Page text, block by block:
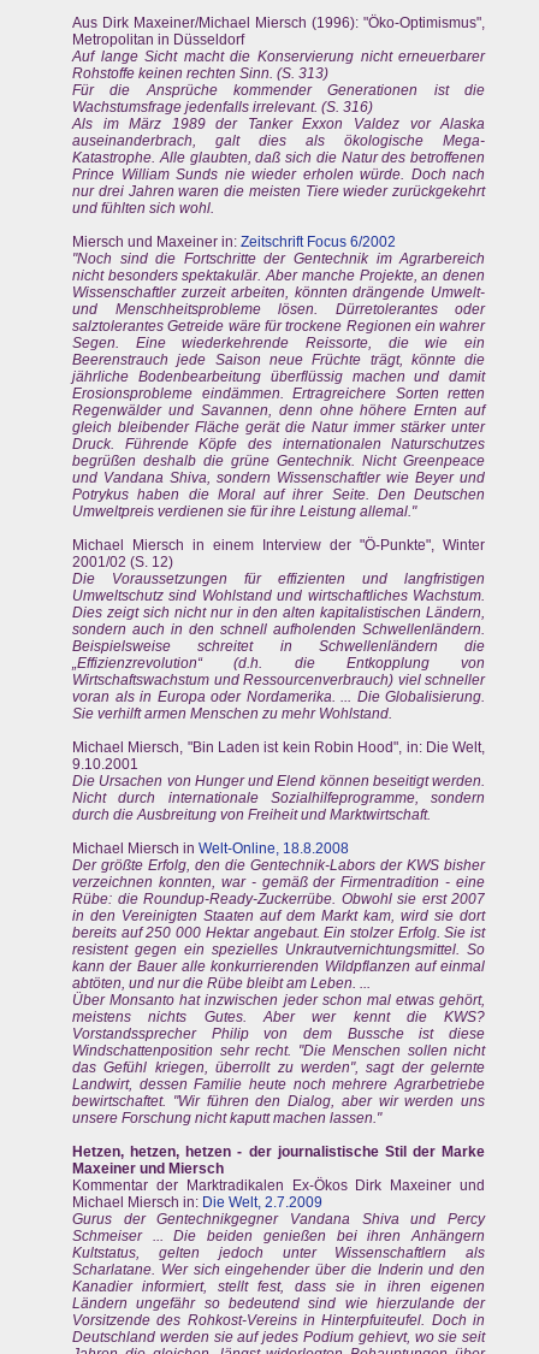
Aus Dirk Maxeiner/Michael Miersch (1996): "Öko-Optimismus",
Metropolitan in Düsseldorf
Auf lange Sicht macht die Konservierung nicht erneuerbarer
Rohstoffe keinen rechten Sinn. (S. 313)
Für die Ansprüche kommender Generationen ist die
Wachstumsfrage jedenfalls irrelevant. (S. 316)
Als im März 1989 der Tanker Exxon Valdez vor Alaska
auseinanderbrach, galt dies als ökologische Mega-
Katastrophe. Alle glaubten, daß sich die Natur des betroffenen
Prince William Sunds nie wieder erholen würde. Doch nach
nur drei Jahren waren die meisten Tiere wieder zurückgekehrt
und fühlten sich wohl.
Miersch und Maxeiner in: Zeitschrift Focus 6/2002
"Noch sind die Fortschritte der Gentechnik im Agrarbereich
nicht besonders spektakulär. Aber manche Projekte, an denen
Wissenschaftler zurzeit arbeiten, könnten drängende Umwelt-
und Menschheitsprobleme lösen. Dürretolerantes oder
salztolerantes Getreide wäre für trockene Regionen ein wahrer
Segen. Eine wiederkehrende Reissorte, die wie ein
Beerenstrauch jede Saison neue Früchte trägt, könnte die
jährliche Bodenbearbeitung überflüssig machen und damit
Erosionsprobleme eindämmen. Ertragreichere Sorten retten
Regenwälder und Savannen, denn ohne höhere Ernten auf
gleich bleibender Fläche gerät die Natur immer stärker unter
Druck. Führende Köpfe des internationalen Naturschutzes
begrüßen deshalb die grüne Gentechnik. Nicht Greenpeace
und Vandana Shiva, sondern Wissenschaftler wie Beyer und
Potrykus haben die Moral auf ihrer Seite. Den Deutschen
Umweltpreis verdienen sie für ihre Leistung allemal."
Michael Miersch in einem Interview der "Ö-Punkte", Winter
2001/02 (S. 12)
Die Voraussetzungen für effizienten und langfristigen
Umweltschutz sind Wohlstand und wirtschaftliches Wachstum.
Dies zeigt sich nicht nur in den alten kapitalistischen Ländern,
sondern auch in den schnell aufholenden Schwellenländern.
Beispielsweise schreitet in Schwellenländern die
„Effizienzrevolution“ (d.h. die Entkopplung von
Wirtschaftswachstum und Ressourcenverbrauch) viel schneller
voran als in Europa oder Nordamerika. ... Die Globalisierung.
Sie verhilft armen Menschen zu mehr Wohlstand.
Michael Miersch, "Bin Laden ist kein Robin Hood", in: Die Welt,
9.10.2001
Die Ursachen von Hunger und Elend können beseitigt werden.
Nicht durch internationale Sozialhilfeprogramme, sondern
durch die Ausbreitung von Freiheit und Marktwirtschaft.
Michael Miersch in Welt-Online, 18.8.2008
Der größte Erfolg, den die Gentechnik-Labors der KWS bisher
verzeichnen konnten, war - gemäß der Firmentradition - eine
Rübe: die Roundup-Ready-Zuckerrübe. Obwohl sie erst 2007
in den Vereinigten Staaten auf dem Markt kam, wird sie dort
bereits auf 250 000 Hektar angebaut. Ein stolzer Erfolg. Sie ist
resistent gegen ein spezielles Unkrautvernichtungsmittel. So
kann der Bauer alle konkurrierenden Wildpflanzen auf einmal
abtöten, und nur die Rübe bleibt am Leben. ...
Über Monsanto hat inzwischen jeder schon mal etwas gehört,
meistens nichts Gutes. Aber wer kennt die KWS?
Vorstandssprecher Philip von dem Bussche ist diese
Windschattenposition sehr recht. "Die Menschen sollen nicht
das Gefühl kriegen, überrollt zu werden", sagt der gelernte
Landwirt, dessen Familie heute noch mehrere Agrarbetriebe
bewirtschaftet. "Wir führen den Dialog, aber wir werden uns
unsere Forschung nicht kaputt machen lassen."
Hetzen, hetzen, hetzen - der journalistische Stil der Marke
Maxeiner und Miersch
Kommentar der Marktradikalen Ex-Ökos Dirk Maxeiner und
Michael Miersch in: Die Welt, 2.7.2009
Gurus der Gentechnikgegner Vandana Shiva und Percy
Schmeiser ... Die beiden genießen bei ihren Anhängern
Kultstatus, gelten jedoch unter Wissenschaftlern als
Scharlatane. Wer sich eingehender über die Inderin und den
Kanadier informiert, stellt fest, dass sie in ihren eigenen
Ländern ungefähr so bedeutend sind wie hierzulande der
Vorsitzende des Rohkost-Vereins in Hinterpfuiteufel. Doch in
Deutschland werden sie auf jedes Podium gehievt, wo sie seit